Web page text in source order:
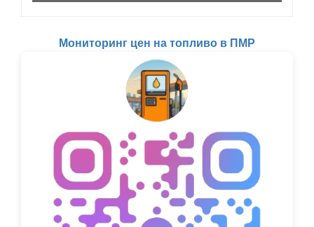
Мониторинг цен на топливо в ПМР